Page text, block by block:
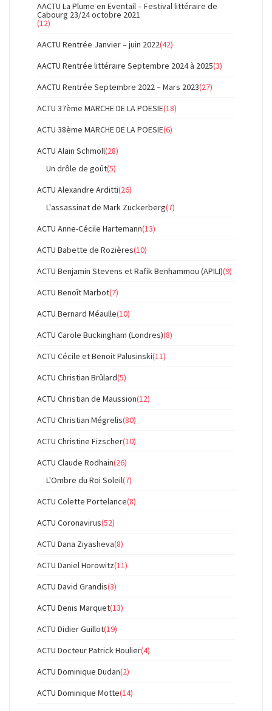
AACTU La Plume en Eventail – Festival littéraire de
Cabourg 23/24 octobre 2021
(12)
AACTU Rentrée Janvier – juin 2022(42)
AACTU Rentrée littéraire Septembre 2024 à 2025(3)
AACTU Rentrée Septembre 2022 – Mars 2023(27)
ACTU 37ème MARCHE DE LA POESIE(18)
ACTU 38ème MARCHE DE LA POESIE(6)
ACTU Alain Schmoll(28)
Un drôle de goût(5)
ACTU Alexandre Arditti(26)
L'assassinat de Mark Zuckerberg(7)
ACTU Anne-Cécile Hartemann(13)
ACTU Babette de Rozières(10)
ACTU Benjamin Stevens et Rafik Benhammou (APILI)(9)
ACTU Benoît Marbot(7)
ACTU Bernard Méaulle(10)
ACTU Carole Buckingham (Londres)(8)
ACTU Cécile et Benoit Palusinski(11)
ACTU Christian Brûlard(5)
ACTU Christian de Maussion(12)
ACTU Christian Mégrelis(80)
ACTU Christine Fizscher(10)
ACTU Claude Rodhain(26)
L'Ombre du Roi Soleil(7)
ACTU Colette Portelance(8)
ACTU Coronavirus(52)
ACTU Dana Ziyasheva(8)
ACTU Daniel Horowitz(11)
ACTU David Grandis(3)
ACTU Denis Marquet(13)
ACTU Didier Guillot(19)
ACTU Docteur Patrick Houlier(4)
ACTU Dominique Dudan(2)
ACTU Dominique Motte(14)